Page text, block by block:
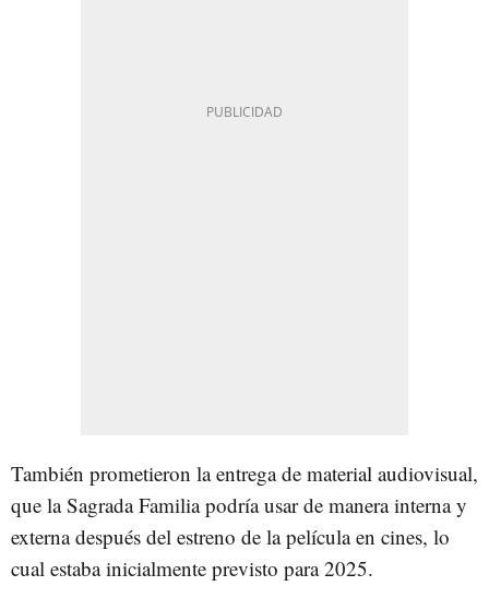
También prometieron la entrega de material audiovisual,
que la Sagrada Familia podría usar de manera interna y
externa después del estreno de la película en cines, lo
cual estaba inicialmente previsto para 2025.